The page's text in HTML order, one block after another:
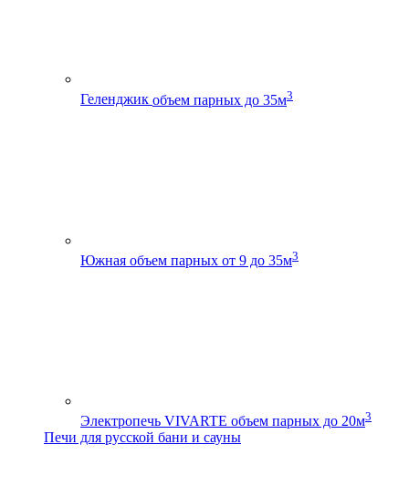
Геленджик объем парных до 35м3
Южная объем парных от 9 до 35м3
Электропечь VIVARTE объем парных до 20м3
Печи для русской бани и сауны